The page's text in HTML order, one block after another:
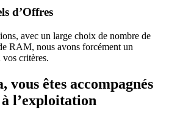
d’Offres
avec un large choix de nombre de
RAM, nous avons forcément un
critères.
vous êtes accompagnés
l’exploitation